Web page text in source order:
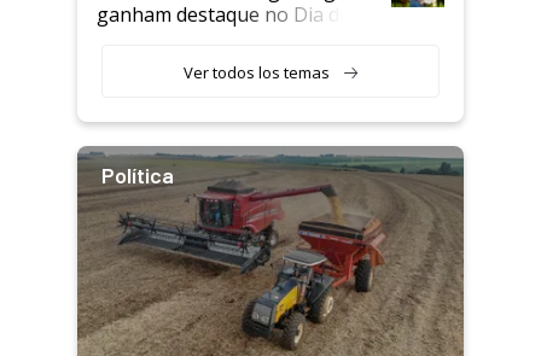
ganham destaque no Dia do
Ver todos los temas
Política